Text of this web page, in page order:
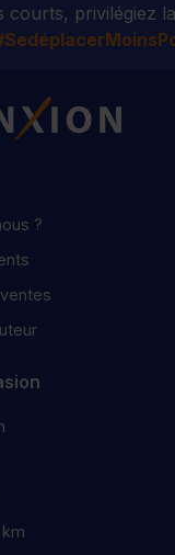
courts, privilégiez
?